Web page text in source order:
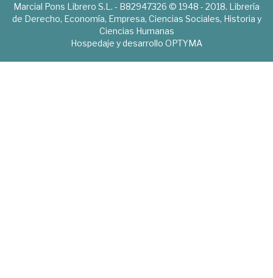
Marcial Pons Librero S.L. - B82947326 © 1948 - 2018. Librería
de Derecho, Economía, Empresa, Ciencias Sociales, Historia y
Ciencias Humanas
Hospedaje y desarrollo OPTYMA